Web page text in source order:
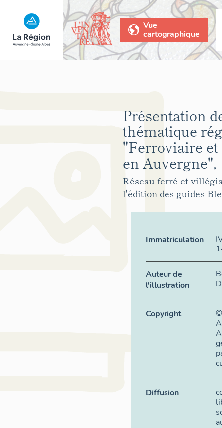
Vue
cartographique
Présentation
thématique
"Ferroviaire
en Auvergne",
Réseau ferré et
l'édition des guides
Immatriculation
Auteur de
l'illustration
Copyright
Diffusion